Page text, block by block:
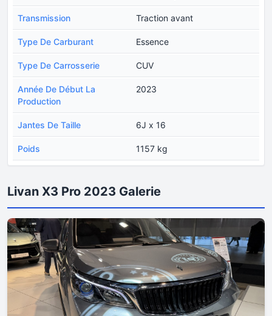
Transmission Traction avant
Type De Carburant Essence
Type De Carrosserie CUV
Année De Début La
Production
2023
Jantes De Taille 6J x 16
Poids 1157 kg
Livan X3 Pro 2023 Galerie